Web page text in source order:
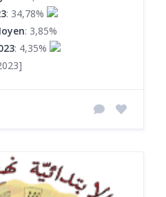
: 34,78%
: 3,85%
: 4,35%